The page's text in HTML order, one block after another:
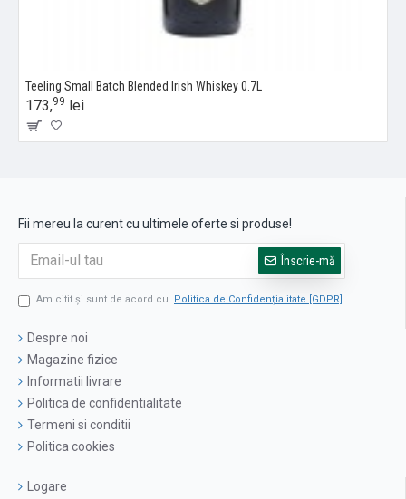
Teeling Small Batch Blended Irish Whiskey 0.7L
173,99 lei
Fii mereu la curent cu ultimele oferte si produse!
Înscrie-mă
Am citit şi sunt de acord cu Politica de Confidențialitate [GDPR]
Despre noi
Magazine fizice
Informatii livrare
Politica de confidentialitate
Termeni si conditii
Politica cookies
Logare